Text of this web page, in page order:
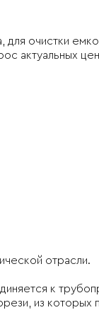
очистки
актуальных
отрасли.
к
из которых